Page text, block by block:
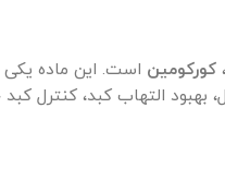
کورکومین است. این ماده یکی
التهاب کبد، کنترل